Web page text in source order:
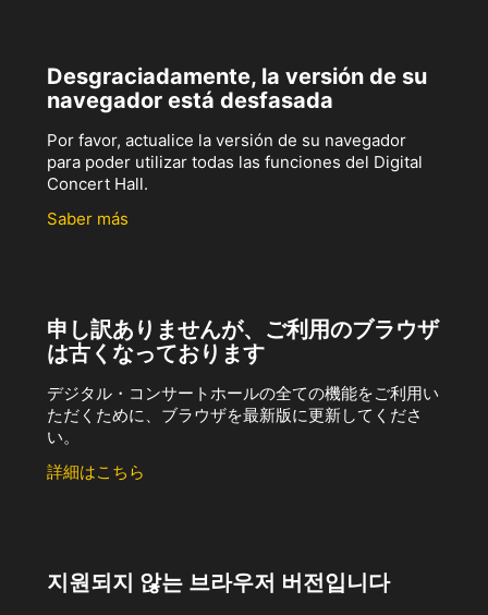
Desgraciadamente, la versión de su
navegador está desfasada
Por favor, actualice la versión de su navegador
para poder utilizar todas las funciones del Digital
Concert Hall.
Saber más
申し訳ありませんが、ご利用のブラウザ
は古くなっております
デジタル・コンサートホールの全ての機能をご利用い
ただくために、ブラウザを最新版に更新してくださ
い。
詳細はこちら
지원되지 않는 브라우저 버전입니다